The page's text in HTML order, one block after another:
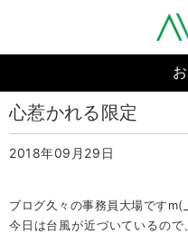
心惹かれる限定
2018年09月29日
ブログ久々の事務員大場です
今日は台風が近づいているの